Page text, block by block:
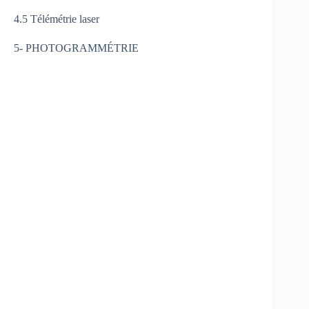
4.5 Télémétrie laser
5- PHOTOGRAMMÉTRIE